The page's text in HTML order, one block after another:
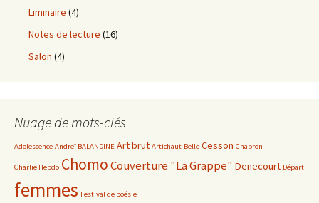
Liminaire (4)
Notes de lecture (16)
Salon (4)
Nuage de mots-clés
Adolescence Andreï BALANDINE Art brut Artichaut Belle Cesson Chapron
Charlie Hebdo ChomoCouverture "La Grappe" Denecourt Départ
femmes Festival de poésie